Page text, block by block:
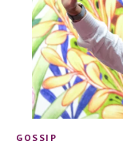
GOSSIP